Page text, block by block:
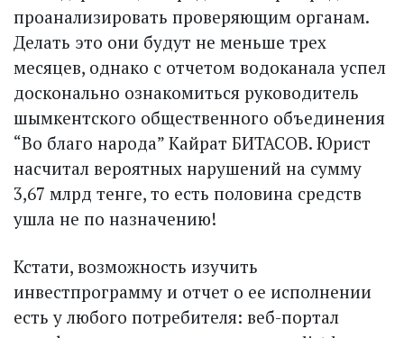
проанализировать проверяющим органам.
Делать это они будут не меньше трех
месяцев, однако с отчетом водо­канала успел
досконально ознакомиться руководитель
шымкентского общественного объединения
“Во благо народа” Кайрат БИТАСОВ. Юрист
насчитал вероятных нарушений на сумму
3,67 млрд тенге, то есть половина средств
ушла не по назначению!
Кстати, возможность изучить
инвестпрограмму и отчет о ее исполнении
есть у любого потребителя: веб-портал